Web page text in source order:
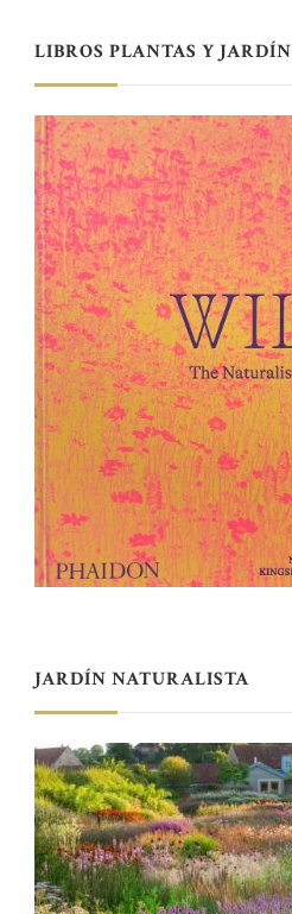
LIBROS PLANTAS Y JARDÍN
JARDÍN NATURALISTA